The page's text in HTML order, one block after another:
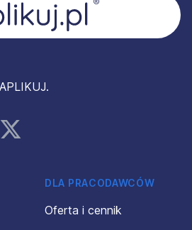
Instagram
DLA PRACODAWCÓW
Oferta i cennik